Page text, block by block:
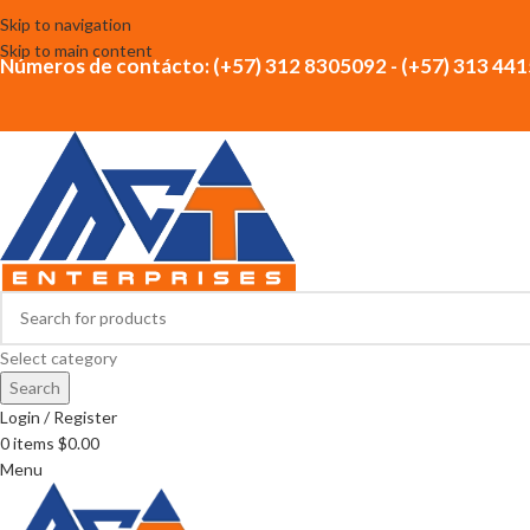
Skip to navigation
Skip to main content
Números de contácto: (+57) 312 8305092 - (+57) 313
Select category
Search
Login / Register
0items $0.00
Menu